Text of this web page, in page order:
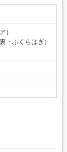
）
・ふくらはぎ）